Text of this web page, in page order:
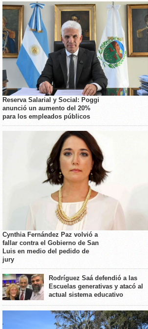
Reserva Salarial y Social: Poggi
anunció un aumento del 20%
para los empleados públicos
Cynthia Fernández Paz volvió a
fallar contra el Gobierno de San
Luis en medio del pedido de
jury
Rodríguez Saá defendió a las
Escuelas generativas y atacó al
actual sistema educativo